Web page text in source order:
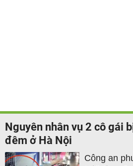
Nguyên nhân vụ 2 cô gái
đêm ở Hà Nội
Công an